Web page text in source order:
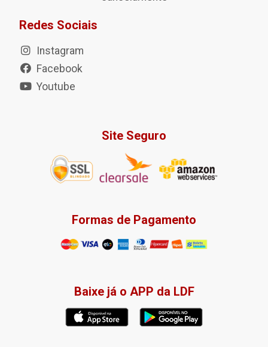
Redes Sociais
Instagram
Facebook
Youtube
Site Seguro
Formas de Pagamento
Baixe já o APP da LDF